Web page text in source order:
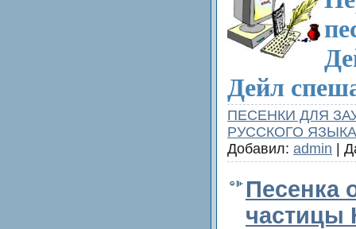
Дейл
ПЕСЕНКИ ДЛЯ
РУССКОГО ЯЗЫКА
Добавил: admin |
Песенка
частицы